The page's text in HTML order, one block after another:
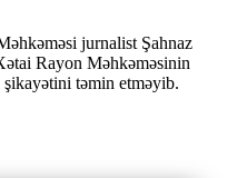
jurnalist Şahnaz
Rayon Məhkəməsinin
şikayətini təmin etməyib.